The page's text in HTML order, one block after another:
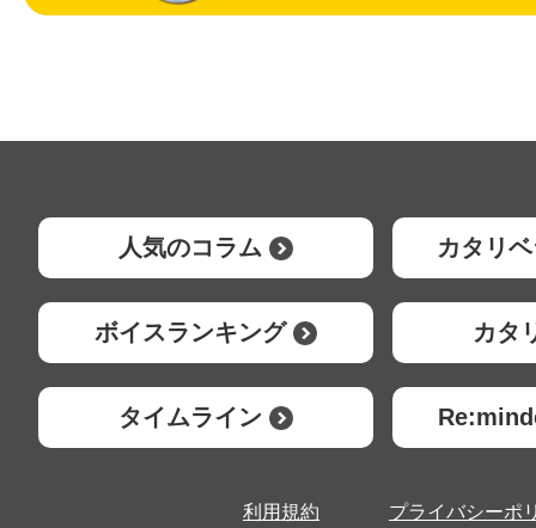
人気のコラム カタリ
ボイスランキング カタ
タイムライン
利用規約 プライバシーポ